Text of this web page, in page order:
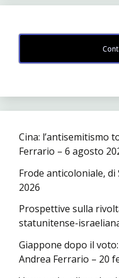
Cina: l’antisemitismo
Ferrario – 6 agosto
Frode anticoloniale, di
2026
Prospettive sulla
statunitense-
Giappone dopo il
Andrea Ferrario – 20